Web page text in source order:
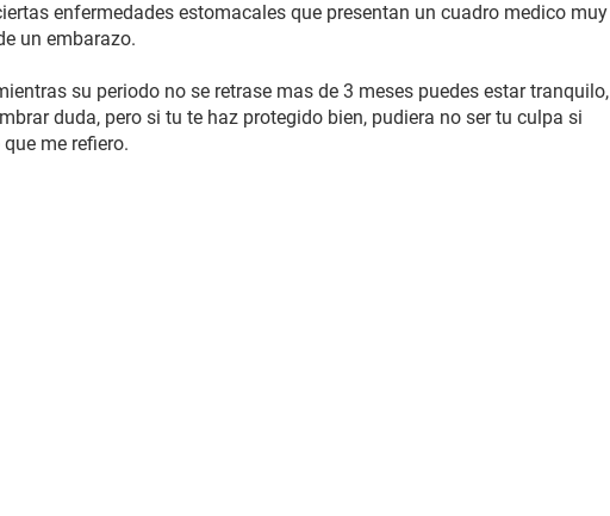
enfermedades estomacales que presentan un cuadro medico muy
un embarazo.
su periodo no se retrase mas de 3 meses puedes estar tranquilo,
duda, pero si tu te haz protegido bien, pudiera no ser tu culpa si
me refiero.